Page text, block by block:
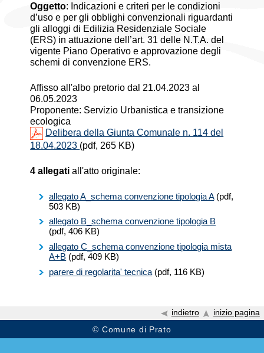
Oggetto: Indicazioni e criteri per le condizioni
d’uso e per gli obblighi convenzionali riguardanti
gli alloggi di Edilizia Residenziale Sociale
(ERS) in attuazione dell’art. 31 delle N.T.A. del
vigente Piano Operativo e approvazione degli
schemi di convenzione ERS.
Affisso all'albo pretorio dal 21.04.2023 al
06.05.2023
Proponente: Servizio Urbanistica e transizione
ecologica
Delibera della Giunta Comunale n. 114 del
18.04.2023 (pdf, 265 KB)
4 allegati all'atto originale:
allegato A_schema convenzione tipologia A(pdf,
503 KB)
allegato B_schema convenzione tipologia B
(pdf, 406 KB)
allegato C_schema convenzione tipologia mista
A+B (pdf, 409 KB)
parere di regolarita' tecnica (pdf, 116 KB)
indietro
inizio pagina
© Comune di Prato